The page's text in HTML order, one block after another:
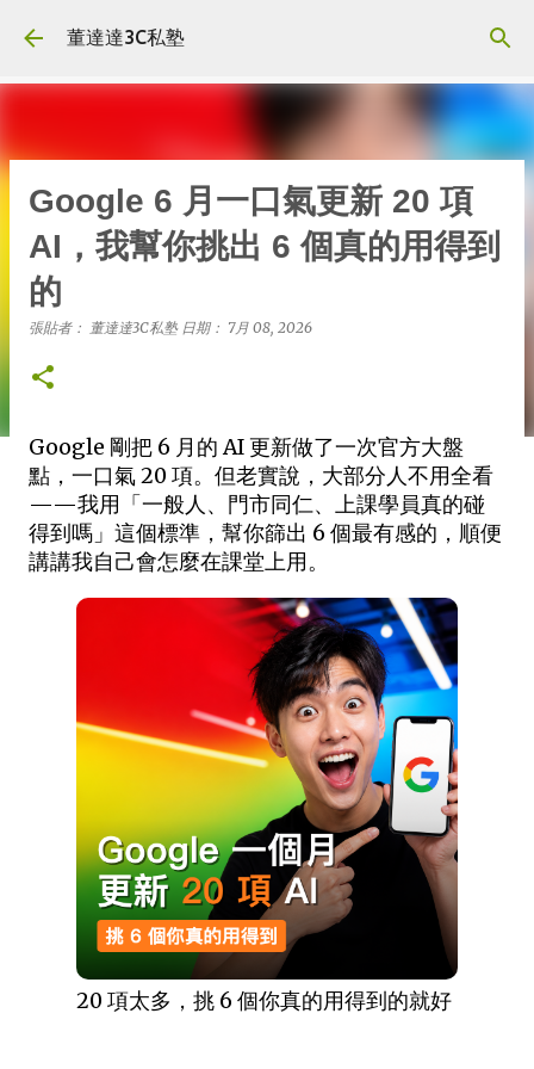
董達達3C私塾
Google 6 月一口氣更新 20 項
AI，我幫你挑出 6 個真的用得到
的
張貼者： 董達達3C私塾 日期： 7月 08, 2026
Google 剛把 6 月的 AI 更新做了一次官方大盤
點，一口氣 20 項。但老實說，大部分人不用全看
——我用「一般人、門市同仁、上課學員真的碰
得到嗎」這個標準，幫你篩出 6 個最有感的，順便
講講我自己會怎麼在課堂上用。
20 項太多，挑 6 個你真的用得到的就好